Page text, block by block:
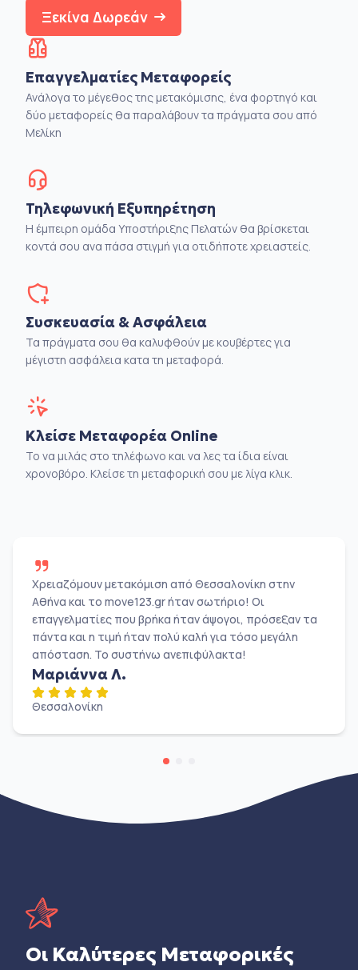
Ξεκίνα Δωρεάν
Επαγγελματίες Μεταφορείς
Ανάλογα το μέγεθος της μετακόμισης, ένα φορτηγό και
δύο μεταφορείς θα παραλάβουν τα πράγματα σου από
Μελίκη
Τηλεφωνική Εξυπηρέτηση
Η έμπειρη ομάδα Υποστήριξης Πελατών θα βρίσκεται
κοντά σου ανα πάσα στιγμή για οτιδήποτε χρειαστείς.
Συσκευασία & Ασφάλεια
Τα πράγματα σου θα καλυφθούν με κουβέρτες για
μέγιστη ασφάλεια κατα τη μεταφορά.
Κλείσε Μεταφορέα Online
Το να μιλάς στο τηλέφωνο και να λες τα ίδια είναι
χρονοβόρο. Κλείσε τη μεταφορική σου με λίγα κλικ.
Χρειαζόμουν μετακόμιση από Θεσσαλονίκη στην
Αθήνα και το move123.gr ήταν σωτήριο! Οι
επαγγελματίες που βρήκα ήταν άψογοι, πρόσεξαν τα
πάντα και η τιμή ήταν πολύ καλή για τόσο μεγάλη
απόσταση. Το συστήνω ανεπιφύλακτα!
Μαριάννα Λ.
Θεσσαλονίκη
Οι Καλύτερες Μεταφορικές